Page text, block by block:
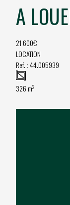
A
21 600€
LOCATION
Ref. :44.005939
326 m2